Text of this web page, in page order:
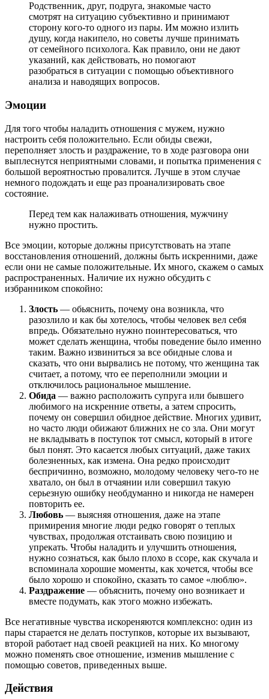
Родственник, друг, подруга, знакомые часто
смотрят на ситуацию субъективно и принимают
сторону кого-то одного из пары. Им можно излить
душу, когда накипело, но советы лучше принимать
от семейного психолога. Как правило, они не дают
указаний, как действовать, но помогают
разобраться в ситуации с помощью объективного
анализа и наводящих вопросов.
Эмоции
Для того чтобы наладить отношения с мужем, нужно
настроить себя положительно. Если обиды свежи,
переполняет злость и раздражение, то в ходе разговора они
выплеснутся неприятными словами, и попытка применения с
большой вероятностью провалится. Лучше в этом случае
немного подождать и еще раз проанализировать свое
состояние.
Перед тем как налаживать отношения, мужчину
нужно простить.
Все эмоции, которые должны присутствовать на этапе
восстановления отношений, должны быть искренними, даже
если они не самые положительные. Их много, скажем о самых
распространенных. Наличие их нужно обсудить с
избранником спокойно:
Злость — обьяснить, почему она возникла, что
разозлило и как бы хотелось, чтобы человек вел себя
впредь. Обязательно нужно поинтересоваться, что
может сделать женщина, чтобы поведение было именно
таким. Важно извиниться за все обидные слова и
сказать, что они вырвались не потому, что женщина так
считает, а потому, что ее переполнили эмоции и
отключилось рациональное мышление.
Обида — важно расположить супруга или бывшего
любимого на искренние ответы, а затем спросить,
почему он совершил обидное действие. Многих удивит,
но часто люди обижают ближних не со зла. Они могут
не вкладывать в поступок тот смысл, который в итоге
был понят. Это касается любых ситуаций, даже таких
болезненных, как измена. Она редко происходит
беспричинно, возможно, молодому человеку чего-то не
хватало, он был в отчаянии или совершил такую
серьезную ошибку необдуманно и никогда не намерен
повторить ее.
Любовь — выясняя отношения, даже на этапе
примирения многие люди редко говорят о теплых
чувствах, продолжая отстаивать свою позицию и
упрекать. Чтобы наладить и улучшить отношения,
нужно сознаться, как было плохо в ссоре, как скучала и
вспоминала хорошие моменты, как хочется, чтобы все
было хорошо и спокойно, сказать то самое «люблю».
Раздражение — объяснить, почему оно возникает и
вместе подумать, как этого можно избежать.
Все негативные чувства искореняются комплексно: один из
пары старается не делать поступков, которые их вызывают,
второй работает над своей реакцией на них. Ко многому
можно поменять свое отношение, изменив мышление с
помощью советов, приведенных выше.
Действия